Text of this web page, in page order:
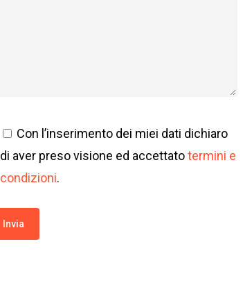
Con l’inserimento dei miei dati dichiaro
di aver preso visione ed accettatotermini e
condizioni.